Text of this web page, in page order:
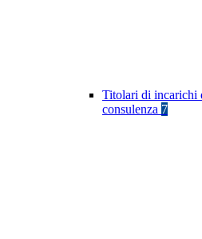
Titolari di incarichi
consulenza 7